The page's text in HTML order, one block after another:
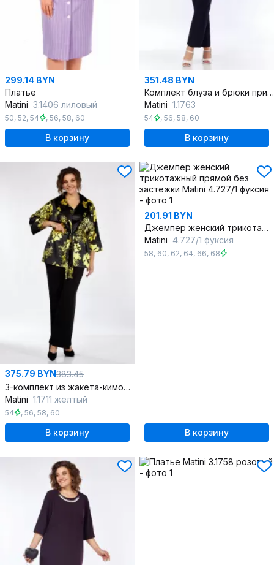
299.14 BYN
Платье
Matini 3.1406 лиловый
50, 52, 54 , 56, 58, 60
В корзину
351.48 BYN
Комплект блуза и брюки приталенного силуэта в летнем стиле
Matini 1.1763
54 , 56, 58, 60
В корзину
375.79 BYN383.45
3-комплект из жакета-кимоно, блузки и брюк палаццо
Matini 1.1711 желтый
54 , 56, 58, 60
В корзину
201.91 BYN
Джемпер женский трикотажный прямой без застежки
Matini 4.727/1 фуксия
58, 60, 62, 64, 66, 68
В корзину